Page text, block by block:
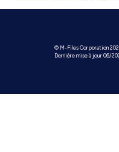
© M-Files Corporation
Dernière mise à jour 06/